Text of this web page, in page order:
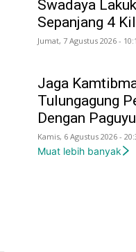
Swadaya
Sepanjang 4
Jumat, 7 Agustus 2026 -
Jaga
Tulungagung
Dengan
Kamis, 6 Agustus 2026 -
Muat lebih banyak